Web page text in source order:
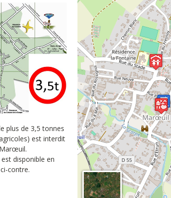
plus de 3,5 tonnes
est interdit
disponible en
contre.